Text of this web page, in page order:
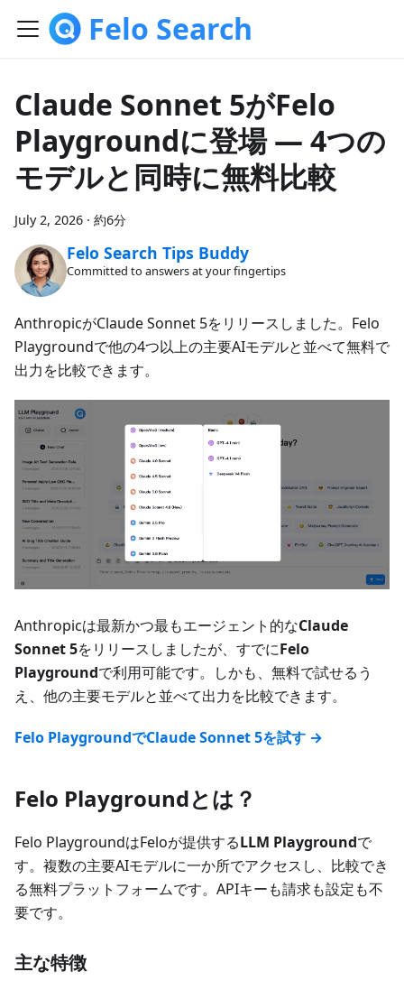
Felo Search
Claude Sonnet 5がFelo
Playgroundに登場 — 4つの
モデルと同時に無料比較
July 2, 2026 · 約6分
Felo Search Tips Buddy
Committed to answers at your fingertips
AnthropicがClaude Sonnet 5をリリースしました。Felo
Playgroundで他の4つ以上の主要AIモデルと並べて無料で
出力を比較できます。
Anthropicは最新かつ最もエージェント的なClaude
Sonnet 5をリリースしましたが、すでにFelo
Playgroundで利用可能です。しかも、無料で試せるう
え、他の主要モデルと並べて出力を比較できます。
Felo PlaygroundでClaude Sonnet 5を試す →
Felo Playgroundとは？
Felo PlaygroundはFeloが提供するLLM Playgroundで
す。複数の主要AIモデルに一か所でアクセスし、比較でき
る無料プラットフォームです。APIキーも請求も設定も不
要です。
主な特徴